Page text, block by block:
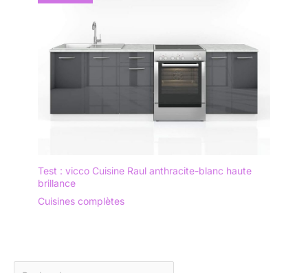
Test : vicco Cuisine Raul anthracite-blanc haute
brillance
Cuisines complètes